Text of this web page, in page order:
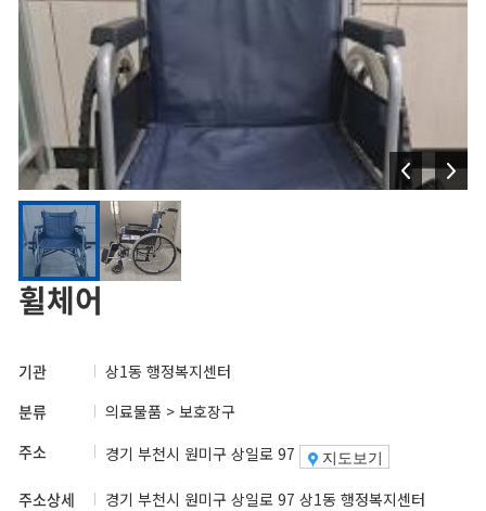
휠체어
기관
상1동 행정복지센터
분류
의료물품 > 보호장구
주소
경기 부천시 원미구 상일로 97 지도보기
주소상세 경기 부천시 원미구 상일로 97 상1동 행정복지센터